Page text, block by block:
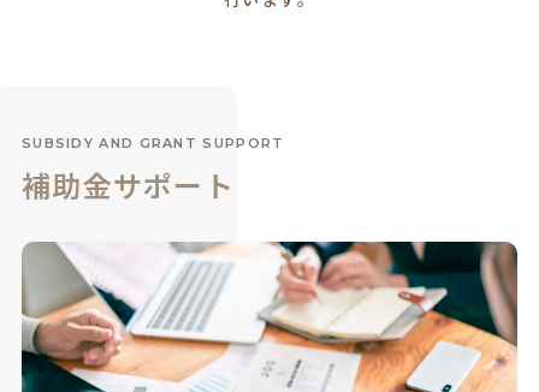
SUBSIDY AND GRANT SUPPORT
補助金サポート